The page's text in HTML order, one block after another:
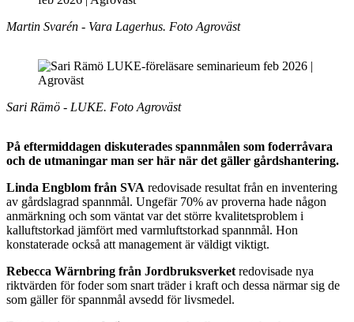
Martin Svarén - Vara Lagerhus. Foto Agroväst
Sari Rämö - LUKE. Foto Agroväst
På eftermiddagen diskuterades spannmålen som foderråvara
och de utmaningar man ser här när det gäller gårdshantering.
Linda Engblom från SVA redovisade resultat från en inventering
av gårdslagrad spannmål. Ungefär 70% av proverna hade någon
anmärkning och som väntat var det större kvalitetsproblem i
kalluftstorkad jämfört med varmluftstorkad spannmål. Hon
konstaterade också att management är väldigt viktigt.
Rebecca Wärnbring från Jordbruksverket redovisade nya
riktvärden för foder som snart träder i kraft och dessa närmar sig de
som gäller för spannmål avsedd för livsmedel.